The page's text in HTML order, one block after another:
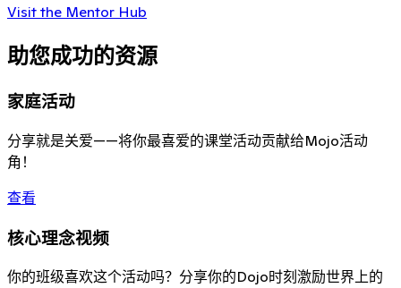
Visit the Mentor Hub
助您成功的资源
家庭活动
分享就是关爱——将你最喜爱的课堂活动贡献给Mojo活动
角！
查看
核心理念视频
你的班级喜欢这个活动吗？分享你的Dojo时刻激励世界上的